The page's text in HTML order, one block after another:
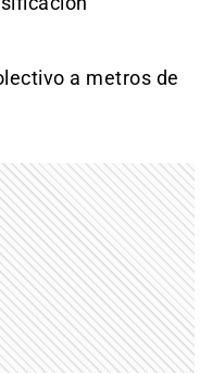
a metros de